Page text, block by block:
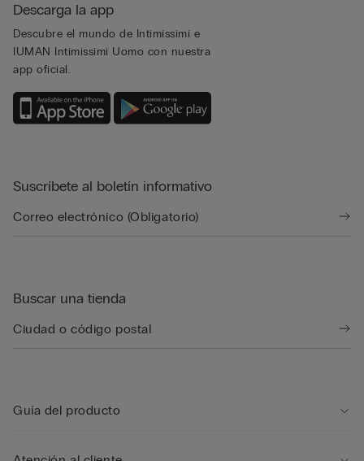
Descarga la app
Descubre el mundo de Intimissimi e
IUMAN Intimissimi Uomo con nuestra
app oficial.
Suscríbete al boletín informativo
Buscar una tienda
Guía del producto